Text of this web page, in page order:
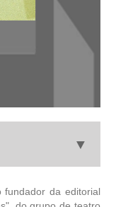
fundador da editorial